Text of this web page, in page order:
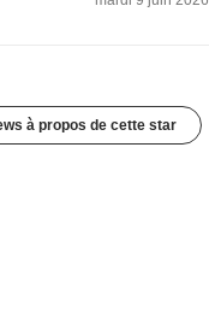
à propos de cette star